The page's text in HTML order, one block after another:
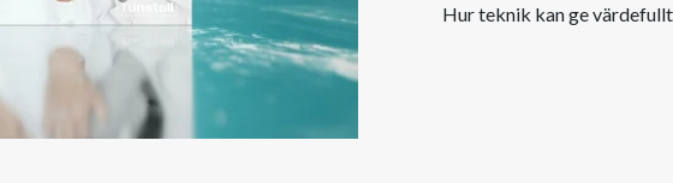
Hur teknik kan ge